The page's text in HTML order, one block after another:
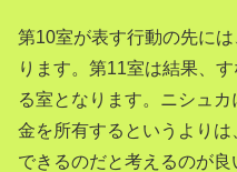
第10室が表す行動の先に
ります。第11室は結果、
る室となります。ニシュ
金を所有するというより
できるのだと考えるのが良